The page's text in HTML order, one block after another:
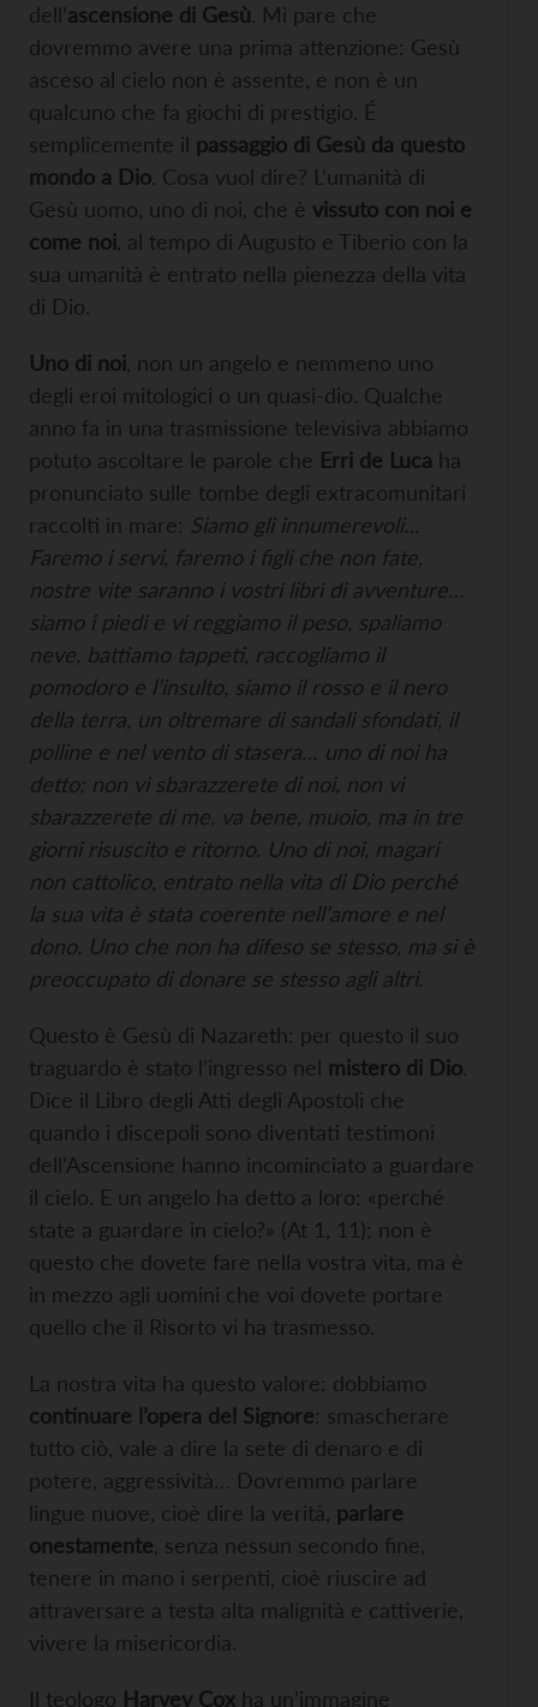
dell’ascensione di Gesù. Mi pare che
dovremmo avere una prima attenzione: Gesù
asceso al cielo non è assente, e non è un
qualcuno che fa giochi di prestigio. É
semplicemente il passaggio di Gesù da questo
mondo a Dio. Cosa vuol dire? L’umanità di
Gesù uomo, uno di noi, che è vissuto con noi e
come noi , al tempo di Augusto e Tiberio con la
sua umanità è entrato nella pienezza della vita
di Dio.
Uno di noi , non un angelo e nemmeno uno
degli eroi mitologici o un quasi-dio. Qualche
anno fa in una trasmissione televisiva abbiamo
potuto ascoltare le parole che Erri de Luca ha
pronunciato sulle tombe degli extracomunitari
raccolti in mare: Siamo gli innumerevoli…
Faremo i servi, faremo i figli che non fate,
nostre vite saranno i vostri libri di avventure…
siamo i piedi e vi reggiamo il peso, spaliamo
neve, battiamo tappeti, raccogliamo il
pomodoro e l’insulto, siamo il rosso e il nero
della terra, un oltremare di sandali sfondati, il
polline e nel vento di stasera… uno di noi ha
detto; non vi sbarazzerete di noi, non vi
sbarazzerete di me, va bene, muoio, ma in tre
giorni risuscito e ritorno. Uno di noi, magari
non cattolico, entrato nella vita di Dio perché
la sua vita è stata coerente nell’amore e nel
dono. Uno che non ha difeso se stesso, ma si è
preoccupato di donare se stesso agli altri.
Questo è Gesù di Nazareth: per questo il suo
traguardo è stato l’ingresso nel mistero di Dio.
Dice il Libro degli Atti degli Apostoli che
quando i discepoli sono diventati testimoni
dell’Ascensione hanno incominciato a guardare
il cielo. E un angelo ha detto a loro: «perché
state a guardare in cielo?» (At 1, 11); non è
questo che dovete fare nella vostra vita, ma è
in mezzo agli uomini che voi dovete portare
quello che il Risorto vi ha trasmesso.
La nostra vita ha questo valore: dobbiamo
continuare l’opera del Signore: smascherare
tutto ciò, vale a dire la sete di denaro e di
potere, aggressività… Dovremmo parlare
lingue nuove, cioè dire la verità, parlare
onestamente , senza nessun secondo fine,
tenere in mano i serpenti, cioè riuscire ad
attraversare a testa alta malignità e cattiverie,
vivere la misericordia.
Il teologo Harvey Cox ha un’immagine